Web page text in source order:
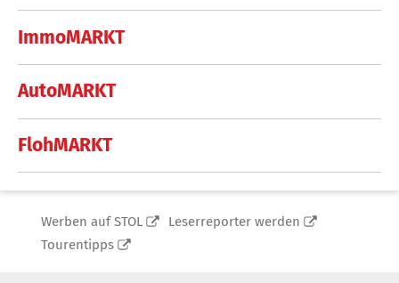
ImmoMARKT
AutoMARKT
FlohMARKT
Werben auf STOL
Leserreporter werden
Tourentipps